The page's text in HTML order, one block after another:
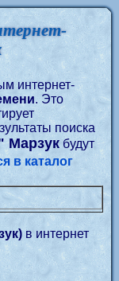
интернет-
. Это
поиска
Марзук будут
в каталог
в интернет